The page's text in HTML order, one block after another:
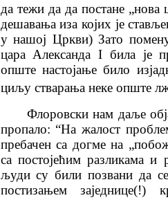
да тежи да да постане „нова
дешавања иза којих је
у нашој Цркви) Зато
цара АлександаI била је
опште настојање било
циљу стварања неке опште
Флоровски нам даље
пропало: “На жалост
пребачен са догме на
са постојећим разликама и
људи су били позвани да
постизањем заједнице(!)